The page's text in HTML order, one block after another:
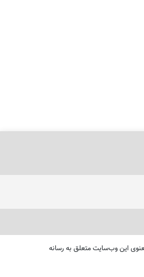
و معنوی این وب‌سایت متعلق به رسانه